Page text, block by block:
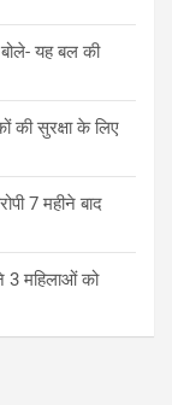
यह बल की
की सुरक्षा के लिए
7 महीने बाद
3 महिलाओं को